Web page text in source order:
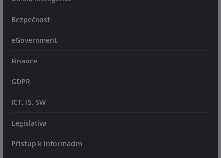
Bezpečnost
eGovernment
Finance
GDPR
ICT, IS, SW
Legislativa
Přístup k informacím